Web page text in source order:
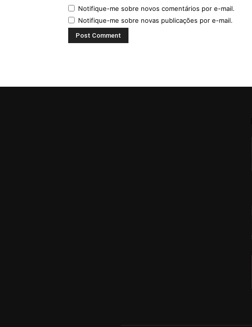
Notifique-me sobre novos comentários por e-mail.
Notifique-me sobre novas publicações por e-mail.